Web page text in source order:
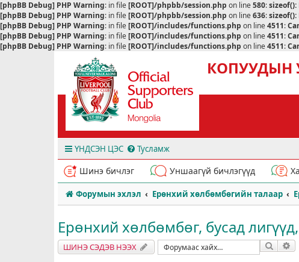
[phpBB Debug] PHP Warning: in file[ROOT]/phpbb/session.php on line580:
[phpBB Debug] PHP Warning: in file[ROOT]/phpbb/session.php on line636:
[phpBB Debug] PHP Warning: in file[ROOT]/includes/functions.php on line4511:
[phpBB Debug] PHP Warning: in file[ROOT]/includes/functions.php on line4511:
[phpBB Debug] PHP Warning: in file[ROOT]/includes/functions.php on line4511:
КОПУУДЫН
ҮНДСЭН ЦЭС Тусламж
Шинэ бичлэг Уншаагүй бичлэгүүд
Форумын эхлэл Ерөнхий хөлбөмбөгийн талаар
Ерөнхий хөлбөмбөг, бусад лигүүд,
ШИНЭ СЭДЭВ НЭЭХ Хайлт